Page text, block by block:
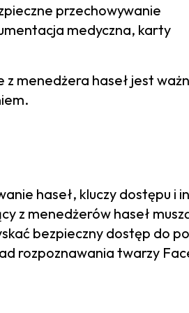
przechowywanie
medyczna, karty
menedżera haseł jest
haseł, kluczy dostępu i
z menedżerów haseł
bezpieczny dostęp do
rozpoznawania twarzy